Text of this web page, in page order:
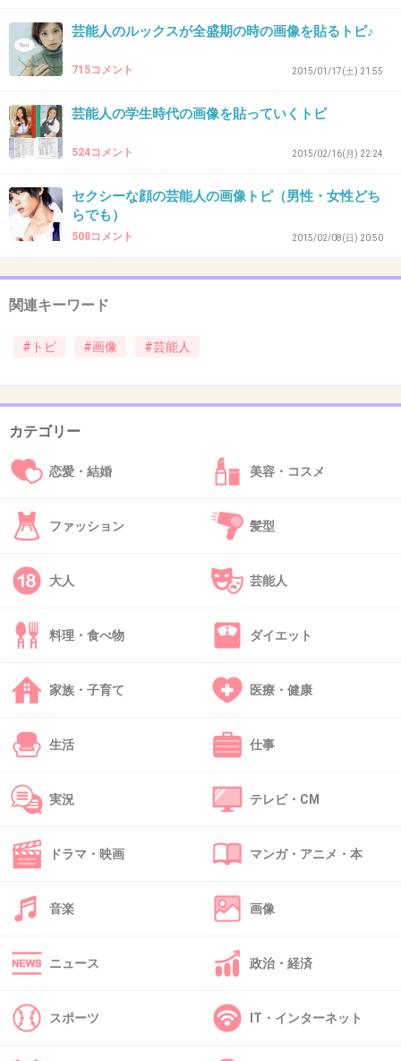
34. 匿名2015/08/11(火) 08:51:01
8
+208
35. 匿名2015/08/11(火) 08:51:29
24の画像なんか犯罪者みたい(笑)
36. 匿名 2015/08/11(火) 08:51:50
38. 匿名 2015/08/11(火) 08:52:27
39. 匿名 2015/08/11(火) 08:52:46
沢尻エリカ
+1233
こじはる
爽やか
芸能人のルックスが全盛期の時の画像を貼るトピ♪
715コメント 2015/01/17(土) 21:55
芸能人の学生時代の画像を貼っていくトピ
524コメント 2015/02/16(月) 22:24
セクシーな顔の芸能人の画像トピ（男性・女性どち
らでも）
508コメント 2015/02/08(日) 20:50
関連キーワード
#トピ #画像 #芸能人
カテゴリー
恋愛・結婚 美容・コスメ
ファッション 髪型
大人 芸能人
料理・食べ物 ダイエット
家族・子育て 医療・健康
生活 仕事
実況 テレビ・CM
ドラマ・映画 マンガ・アニメ・本
音楽 画像
ニュース 政治・経済
スポーツ IT・インターネット